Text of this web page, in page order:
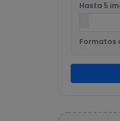
Hasta 5
Formatos